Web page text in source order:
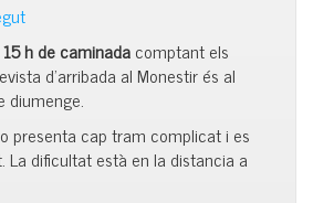
15 h de caminadacomptant els
d’arribada al Monestir és al
diumenge.
presenta cap tram complicat i es
La dificultat està en la distancia a